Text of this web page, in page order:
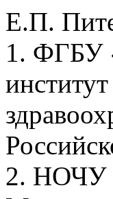
Е.П.
1. ФГБУ
2. НОЧУ